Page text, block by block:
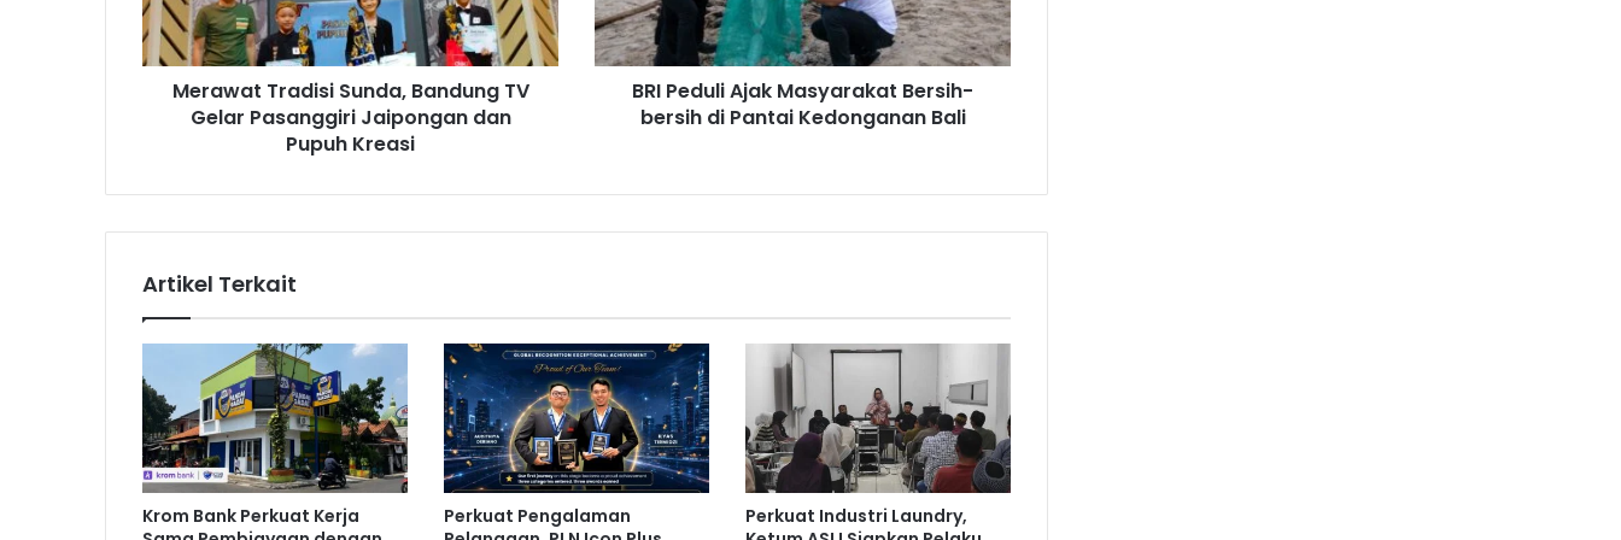
t
T
r
i
d
a
,
a
n
d
u
n
g
Merawat Tradisi Sunda, Bandung TV
Gelar Pasanggiri Jaipongan dan
Pupuh Kreasi
u
l
i
M
r
a
k
a
t
B
e
r
s
BRI Peduli Ajak Masyarakat Bersih-
bersih di Pantai Kedonganan Bali
Artikel Terkait
Krom Bank Perkuat Kerja
Perkuat Pengalaman
Perkuat Industri Laundry,